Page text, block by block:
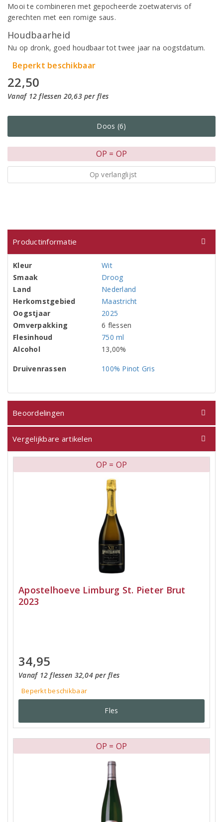
Mooi te combineren met gepocheerde zoetwatervis of
gerechten met een romige saus.
Houdbaarheid
Nu op dronk, goed houdbaar tot twee jaar na oogstdatum.
Beperkt beschikbaar
22,50
Vanaf 12 flessen 20,63 per fles
Doos (6)
OP = OP
Op verlanglijst
Productinformatie
Kleur
Wit
Smaak
Droog
Land
Nederland
Herkomstgebied
Maastricht
Oogstjaar
2025
Omverpakking
6 flessen
Flesinhoud
750 ml
Alcohol
13,00%
Druivenrassen 100% Pinot Gris
Beoordelingen
Vergelijkbare artikelen
OP = OP
Apostelhoeve Limburg St. Pieter Brut
2023
34,95
Vanaf 12 flessen 32,04 per fles
Beperkt beschikbaar
Fles
OP = OP